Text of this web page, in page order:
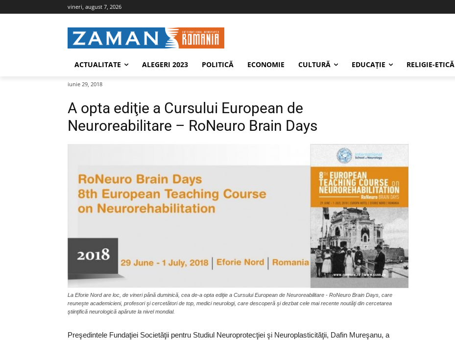
vineri, august 7, 2026
ACTUALITATE ALEGERI 2023 POLITICĂ ECONOMIE CULTURĂ EDUCAŢIE RELIGIE-ETICĂ
iunie 29, 2018
A opta ediţie a Cursului European de
Neuroreabilitare – RoNeuro Brain Days
La Eforie Nord are loc, de vineri până duminică, cea de-a opta ediţie a Cursului European de Neuroreabilitare - RoNeuro Brain Days, care
reuneşte academicieni, profesori şi cercetători de top, medici neurologi, care descoperă şi dezbat cele mai recente noutăţi din cercetarea
ştiinţifică neurologică apărute la nivel mondial.
Preşedintele Fundaţiei Societăţii pentru Studiul Neuroprotecţiei şi Neuroplasticităţii, Dafin Mureşanu, a